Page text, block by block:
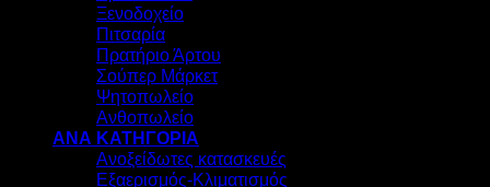
Ξενοδοχείο
Πιτσαρία
Πρατήριο Άρτου
Σούπερ Μάρκετ
Ψητοπωλείο
Ανθοπωλείο
ΑΝΑ ΚΑΤΗΓΟΡΙΑ
Ανοξείδωτες κατασκευές
Εξαερισμός-Κλιματισμός